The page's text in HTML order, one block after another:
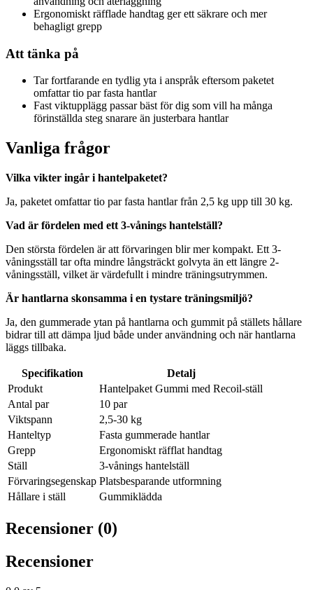
Ergonomiskt räfflade handtag ger ett säkrare och mer
behagligt grepp
Att tänka på
Tar fortfarande en tydlig yta i anspråk eftersom paketet
omfattar tio par fasta hantlar
Fast viktupplägg passar bäst för dig som vill ha många
förinställda steg snarare än justerbara hantlar
Vanliga frågor
Vilka vikter ingår i hantelpaketet?
Ja, paketet omfattar tio par fasta hantlar från 2,5 kg upp till 30 kg.
Vad är fördelen med ett 3-vånings hantelställ?
Den största fördelen är att förvaringen blir mer kompakt. Ett 3-
våningsställ tar ofta mindre långsträckt golvyta än ett längre 2-
våningsställ, vilket är värdefullt i mindre träningsutrymmen.
Är hantlarna skonsamma i en tystare träningsmiljö?
Ja, den gummerade ytan på hantlarna och gummit på ställets hållare
bidrar till att dämpa ljud både under användning och när hantlarna
läggs tillbaka.
Specifikation
Detalj
Produkt
Hantelpaket Gummi med Recoil-ställ
Antal par
10 par
Viktspann
2,5-30 kg
Hanteltyp
Fasta gummerade hantlar
Grepp
Ergonomiskt räfflat handtag
Ställ
3-vånings hantelställ
Förvaringsegenskap Platsbesparande utformning
Hållare i ställ
Gummiklädda
Recensioner (0)
Recensioner